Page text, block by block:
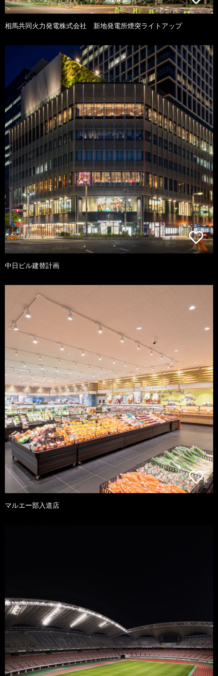
相馬共同火力発電株式会社 新地発電所煙突ライトアップ
中日ビル建替計画
マルエー部入道店